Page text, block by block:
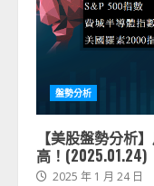
盤勢分析
【美股盤勢分析
高！(2025.01.24)
2025 年 1 月 24 日